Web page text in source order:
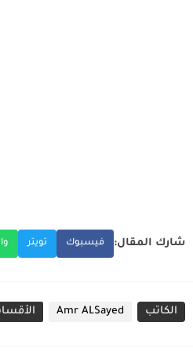
شارك المقال: فيسبوك تويتر
الكاتب Amr ALSayed